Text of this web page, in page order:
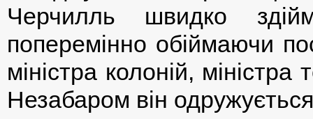
Черчилль швидко
поперемінно обіймаючи
міністра колоній, міністра
Незабаром він